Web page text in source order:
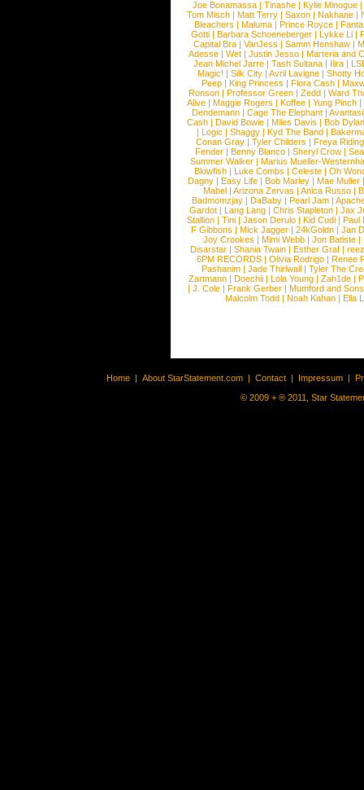
Joe Bonamassa | Tinashe | Kylie Minogue |
Tom Misch |Matt Terry |Saxon |Nakhane |
Bleachers | Maluma | Prince Royce |
Gotti |Barbara Schoeneberger |Lykke Li |
Capital Bra |VanJess |Samm Henshaw |
Adesse |Wet |Justin Jesso |Marteria and
Jean Michel Jarre |Tash Sultana | Ilira |
Magic! | Silk City | Avril Lavigne | Shotty
Peep |King Princess |Flora Cash |
Ronson |Professor Green |Zedd |Ward
Alive |Maggie Rogers |Koffee |Yung Pinch |
Dendemann |Cage The Elephant |
Cash | David Bowie | Miles Davis | Bob Dylan
|Logic |Shaggy |Kyd The Band |
Conan Gray |Tyler Childers |Freya
Fender |Benny Blanco |Sheryl Crow |
Summer Walker |Marius Mueller-
Blowfish | Luke Combs | Celeste | Oh
Dagny |Easy Life |Bob Marley |Mae Muller
Mabel |Arizona Zervas |Anica Russo |
Badmomzjay |DaBaby |Pearl Jam |
Gardot | Lang Lang | Chris Stapleton | Jax
Stallion |Tini |Jason Derulo |Kid Cudi |Paul
F Gibbons | Mick Jagger | 24kGoldn | Jan
Joy Crookes | Mimi Webb | Jon Batiste |
Disarstar | Shania Twain | Esther Graf |
6PM RECORDS | Olivia Rodrigo | Renee
Pashanim |Jade Thirlwall |Tyler The
Zartmann | Doechii | Lola Young | Zah1de |
| J. Cole | Frank Gerber | Mumford and Sons
Malcolm Todd | Noah Kahan | Ella
Home | About StarStatement.com | Contact | Impressum |
© 2009 + ® 2011, Star